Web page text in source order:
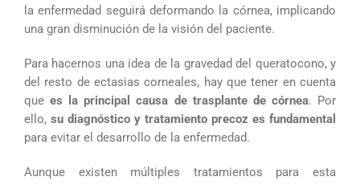
la enfermedad seguirá deformando la córnea, implicando
una gran disminución de la visión del paciente.
Para hacernos una idea de la gravedad del queratocono, y
del resto de ectasias corneales, hay que tener en cuenta
quees la principal causa de trasplante de córnea. Por
ello, su diagnóstico y tratamiento precoz es fundamental
para evitar el desarrollo de la enfermedad.
Aunque existen múltiples tratamientos para esta